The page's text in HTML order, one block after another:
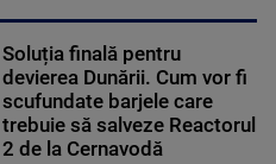
Soluția finală pentru
devierea Dunării. Cum vor fi
scufundate barjele care
trebuie să salveze Reactorul
2 de la Cernavodă